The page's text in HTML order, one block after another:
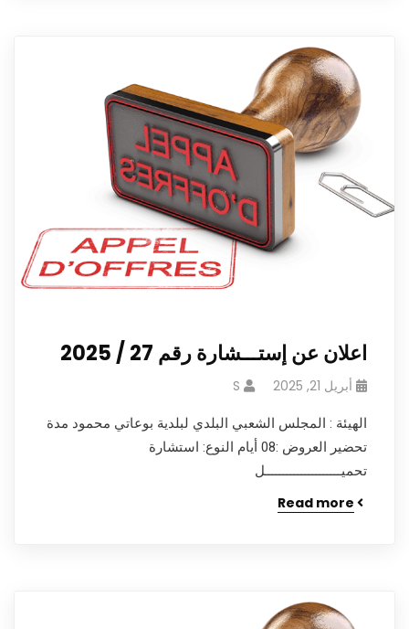
اعلان عن إستـــشارة رقم 27 / 2025
أبريل 21, 2025 S
الهيئة : المجلس الشعبي البلدي لبلدية بوعاتي محمود مدة
تحضير العروض :08 أيام النوع: استشارة
تحميـــــــــــــــــــــل
Read more